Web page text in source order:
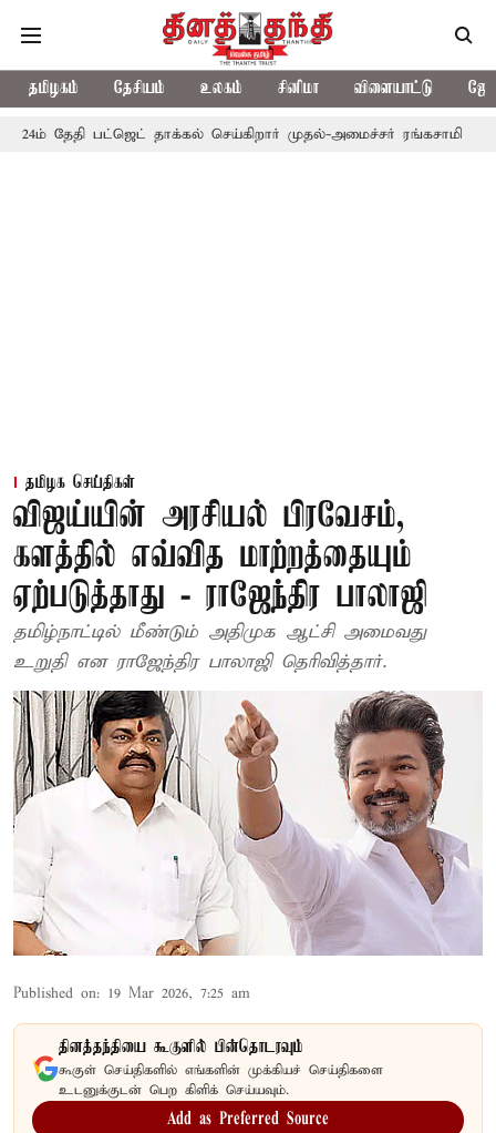
தமிழகம் தேசியம் உலகம் சினிமா விளையாட்டு
பட்ஜெட் தாக்கல் செய்கிறார் முதல்-அமைச்சர் ரங்கசாமி
தமிழக செய்திகள்
விஜய்யின் அரசியல் பிரவேசம்,
களத்தில் எவ்வித மாற்றத்தையும்
ஏற்படுத்தாது - ராஜேந்திர பாலாஜி
தமிழ்நாட்டில் மீண்டும் அதிமுக ஆட்சி அமைவது
உறுதி என ராஜேந்திர பாலாஜி தெரிவித்தார்.
Published on: 19 Mar 2026, 7:25 am
தினத்தந்தியை கூகுளில் பின்தொடரவும்
கூகுள் செய்திகளில் எங்களின் முக்கியச் செய்திகளை
உடனுக்குடன் பெற கிளிக் செய்யவும்.
Add as Preferred Source